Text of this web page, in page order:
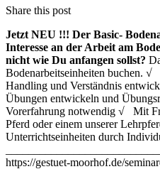
Share this post
Jetzt NEU !!! Der Basic-
Interesse an der Arbeit am
nicht wie Du anfangen sollst?
Bodenarbeitseinheiten buchen.
Handling und Verständnis
Übungen entwickeln und
Vorerfahrung notwendig √ Mit
Pferd oder einem unserer
Unterrichtseinheiten durch
https://gestuet-moorhof.de/